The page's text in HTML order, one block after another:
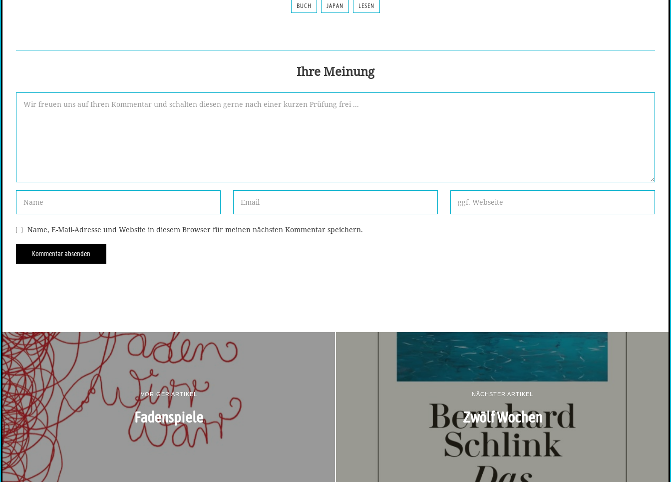
BUCH JAPAN LESEN
Ihre Meinung
Name, E-Mail-Adresse und Website in diesem Browser für meinen nächsten Kommentar speichern.
VORIGER ARTIKEL
Fadenspiele
NÄCHSTER ARTIKEL
Zwölf Wochen